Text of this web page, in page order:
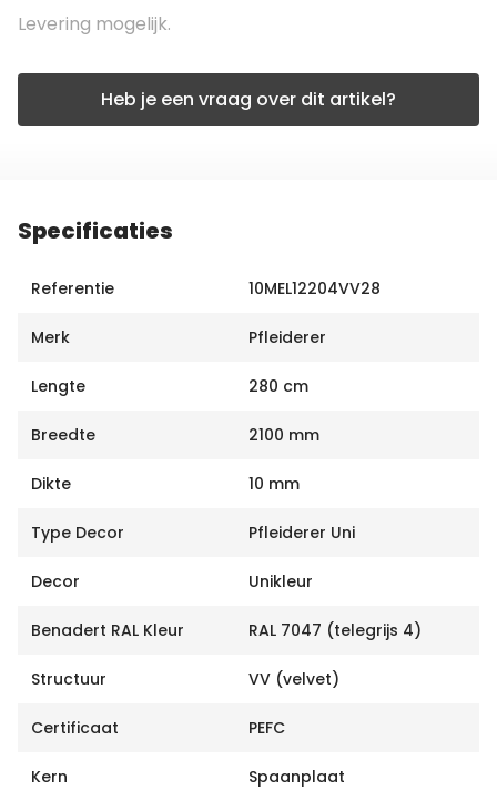
Levering mogelijk.
Heb je een vraag over dit artikel?
Specificaties
Referentie 10MEL12204VV28
Merk Pfleiderer
Lengte 280 cm
Breedte 2100 mm
Dikte 10 mm
Type Decor Pfleiderer Uni
Decor Unikleur
Benadert RAL Kleur RAL 7047 (telegrijs 4)
Structuur VV (velvet)
Certificaat PEFC
Kern Spaanplaat